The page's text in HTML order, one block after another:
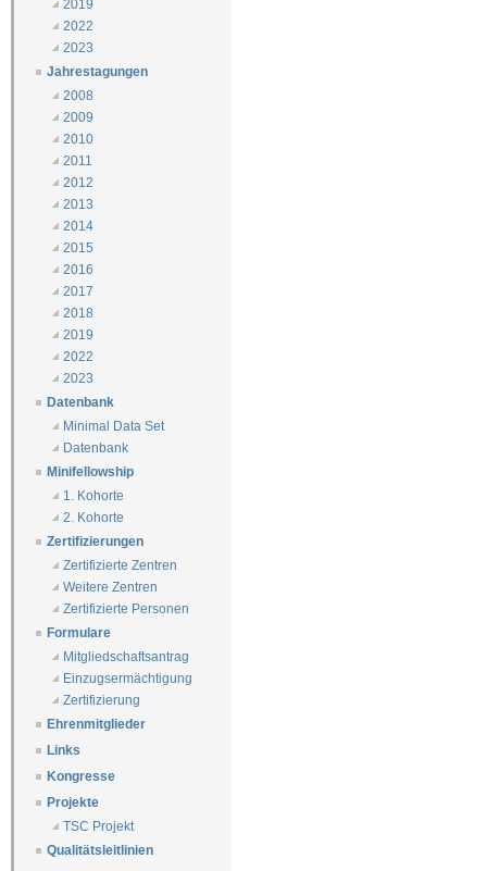
2019
2022
2023
Jahrestagungen
2008
2009
2010
2011
2012
2013
2014
2015
2016
2017
2018
2019
2022
2023
Datenbank
Minimal Data Set
Datenbank
Minifellowship
1. Kohorte
2. Kohorte
Zertifizierungen
Zertifizierte Zentren
Weitere Zentren
Zertifizierte Personen
Formulare
Mitgliedschaftsantrag
Einzugsermächtigung
Zertifizierung
Ehrenmitglieder
Links
Kongresse
Projekte
TSC Projekt
Qualitätsleitlinien